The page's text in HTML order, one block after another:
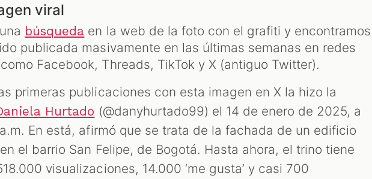
viral
búsqueda en la web de la foto con el grafiti y encontramos
publicada masivamente en las últimas semanas en redes
Facebook, Threads, TikTok y X (antiguo Twitter).
primeras publicaciones con esta imagen en X la hizo la
Hurtado (@danyhurtado99) el 14 de enero de 2025, a
En está, afirmó que se trata de la fachada de un edificio
el barrio San Felipe, de Bogotá. Hasta ahora, el trino tiene
visualizaciones, 14.000 ‘me gusta’ y casi 700